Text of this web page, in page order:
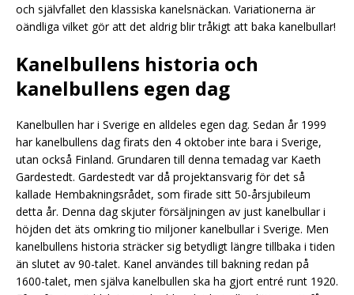
och självfallet den klassiska kanelsnäckan. Variationerna är
oändliga vilket gör att det aldrig blir tråkigt att baka kanelbullar!
Kanelbullens historia och
kanelbullens egen dag
Kanelbullen har i Sverige en alldeles egen dag. Sedan år 1999
har kanelbullens dag firats den 4 oktober inte bara i Sverige,
utan också Finland. Grundaren till denna temadag var Kaeth
Gardestedt. Gardestedt var då projektansvarig för det så
kallade Hembakningsrådet, som firade sitt 50-årsjubileum
detta år. Denna dag skjuter försäljningen av just kanelbullar i
höjden det äts omkring tio miljoner kanelbullar i Sverige. Men
kanelbullens historia sträcker sig betydligt längre tillbaka i tiden
än slutet av 90-talet. Kanel användes till bakning redan på
1600-talet, men själva kanelbullen ska ha gjort entré runt 1920.